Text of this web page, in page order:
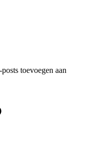
toevoegen aan